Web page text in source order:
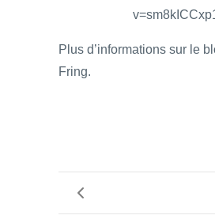
Plus d’informations sur le
Fring.